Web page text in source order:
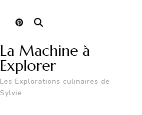
La Machine à
Explorer
Les Explorations culinaires de
Sylvie